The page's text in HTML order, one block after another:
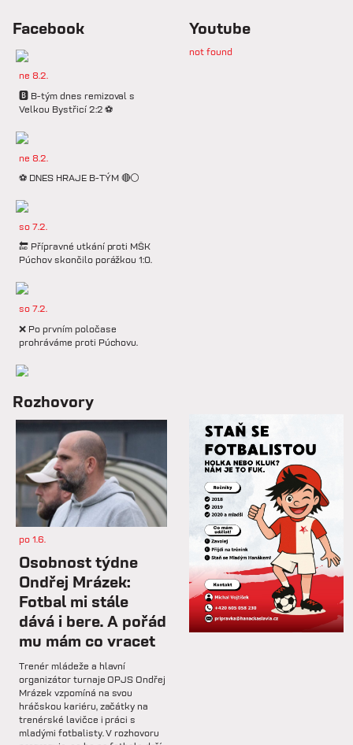
Facebook
ne 8.2.
🅱️ B-tým dnes remizoval s
Velkou Bystřicí 2:2 ⚽️
ne 8.2.
⚽️ DNES HRAJE B-TÝM 🔴⚪️
so 7.2.
🔚 Přípravné utkání proti MŠK
Púchov skončilo porážkou 1:0.
so 7.2.
❌ Po prvním poločase
prohráváme proti Púchovu.
📋 Proti Púchovu nastoupíme v
této základní sestavě.
so 7.2.
⚽️ DNES HRAJÍ HANÁCI 🔴⚪️V
dalším přípravném utkání...
st 4.2.
Hlavní trenér Lukáš Kříž v
rozhovoru hodnotí dosavadní
průběh zimní...
so 31.1.
🅱️ Prohra proti rezervě Gorniku
Zabrze.
so 31.1.
Youtube
not found
Rozhovory
po 1.6.
Osobnost týdne
Ondřej Mrázek:
Fotbal mi stále
dává i bere. A pořád
mu mám co vracet
Trenér mládeže a hlavní
organizátor turnaje OPJS Ondřej
Mrázek vzpomíná na svou
hráčskou kariéru, začátky na
trenérské lavičce i práci s
mladými fotbalisty. V rozhovoru